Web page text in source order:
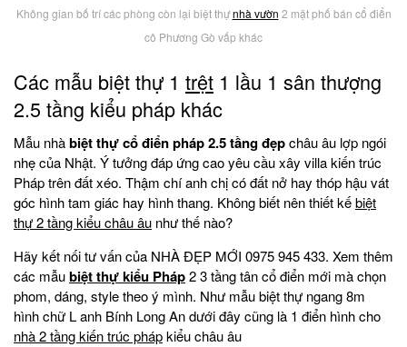
Không gian bố trí các phòng còn lại biệt thựnhà vườn 2 mặt phố bán cổ điển
cô Phương Gò vấp khác
Các mẫu biệt thự 1 trệt 1 lầu 1 sân thượng
2.5 tầng kiểu pháp khác
Mẫu nhàbiệt thự cổ điển pháp 2.5 tầng đẹpchâu âu lợp ngói
nhẹ của Nhật. Ý tưởng đáp ứng cao yêu cầu xây villa kiến trúc
Pháp trên đất xéo. Thậm chí anh chị có đất nở hay thóp hậu vát
góc hình tam giác hay hình thang. Không biết nên thiết kếbiệt
thự 2 tầng kiểu châu âu như thế nào?
Hãy kết nối tư vấn của NHÀ ĐẸP MỚI 0975 945 433. Xem thêm
các mẫubiệt thự kiểu Pháp2 3 tầng tân cổ điển mới mà chọn
phom, dáng, style theo ý mình. Như mẫu biệt thự ngang 8m
hình chữ L anh Bính Long An dưới đây cũng là 1 điển hình cho
nhà 2 tầng kiến trúc phápkiểu châu âu